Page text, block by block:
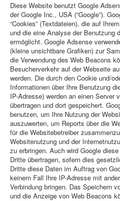
Diese Website benutzt Google
der Google Inc., USA (“Google”).
“Cookies” (Textdateien), die auf
und die eine Analyse der Benutzung
ermöglicht. Google Adsense
(kleine unsichtbare Grafiken) zur
die Verwendung des Web Beacons
Besucherverkehr auf der Webseite
werden. Die durch den Cookie und/
Informationen über Ihre Benutzung
IP-Adresse) werden an einen Server
übertragen und dort gespeichert.
benutzen, um Ihre Nutzung der
auszuwerten, um Reports über die
für die Websitebetreiber
Websitenutzung und der
zu erbringen. Auch wird Google
Dritte übertragen, sofern dies
Dritte diese Daten im Auftrag von
keinem Fall Ihre IP-Adresse mit
Verbindung bringen. Das Speichern
und die Anzeige von Web Beacons